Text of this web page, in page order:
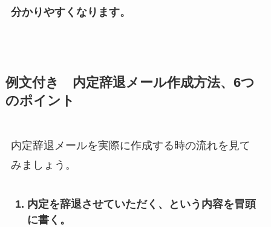
分かりやすくなります。
例文付き 内定辞退メール作成方法、6つ
のポイント
内定辞退メールを実際に作成する時の流れを見て
みましょう。
内定を辞退させていただく、という内容を冒頭
に書く。